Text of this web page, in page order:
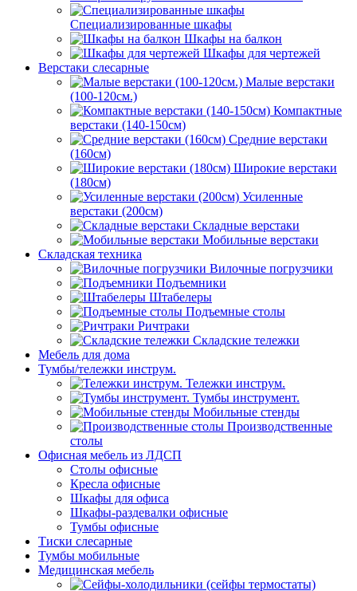
Специализированные шкафы
Шкафы на балкон
Шкафы для чертежей
Верстаки слесарные
Малые верстаки
(100-120см.)
Компактные
верстаки (140-150см)
Средние верстаки
(160см)
Широкие верстаки
(180см)
Усиленные
верстаки (200см)
Складные верстаки
Мобильные верстаки
Складская техника
Вилочные погрузчики
Подъемники
Штабелеры
Подъемные столы
Ричтраки
Складские тележки
Мебель для дома
Тумбы/тележки инструм.
Тележки инструм.
Тумбы инструмент.
Мобильные стенды
Производственные
столы
Офисная мебель из ЛДСП
Столы офисные
Кресла офисные
Шкафы для офиса
Шкафы-раздевалки офисные
Тумбы офисные
Тиски слесарные
Тумбы мобильные
Медицинская мебель